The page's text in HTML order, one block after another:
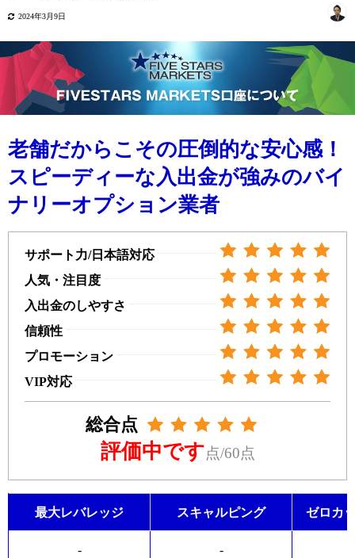
2024年3月9日
老舗だからこその圧倒的な安心感！
スピーディーな入出金が強みのバイ
ナリーオプション業者
サポート力/日本語対応
人気・注目度
入出金のしやすさ
信頼性
プロモーション
VIP対応
総合点
評価中です点/60点
最大レバレッジ スキャルピング ゼロカ
- -